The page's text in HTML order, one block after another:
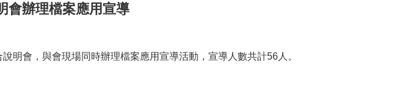
會辦理檔案應用宣導
明會，與會現場同時辦理檔案應用宣導活動，宣導人數共計56人。